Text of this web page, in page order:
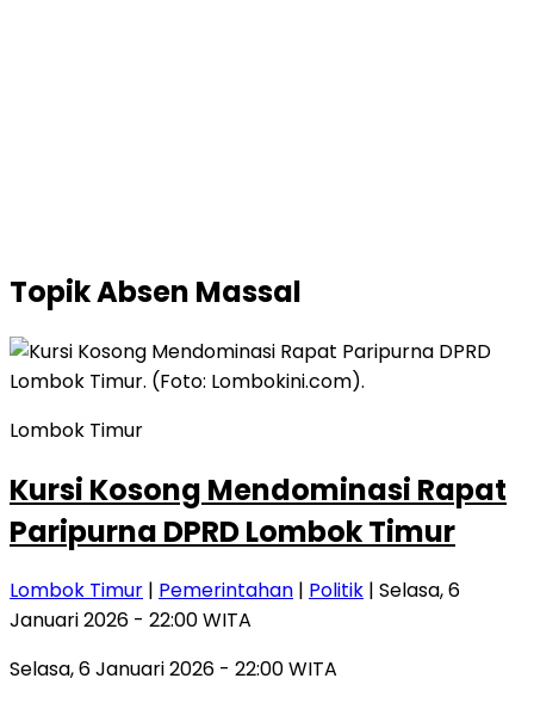
TopikAbsen Massal
Lombok Timur
Kursi Kosong Mendominasi Rapat
Paripurna DPRD Lombok Timur
Lombok Timur | Pemerintahan | Politik | Selasa, 6
Januari 2026 - 22:00 WITA
Selasa, 6 Januari 2026 - 22:00 WITA